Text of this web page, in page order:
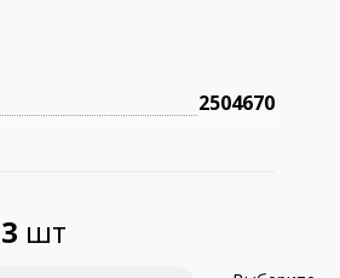
2504670
3 шт